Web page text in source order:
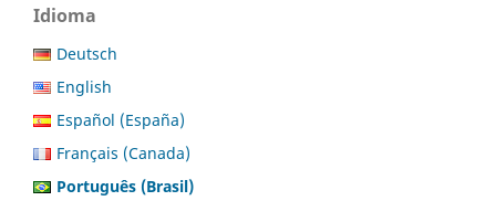
Idioma
Deutsch
English
Español (España)
Français (Canada)
Português (Brasil)